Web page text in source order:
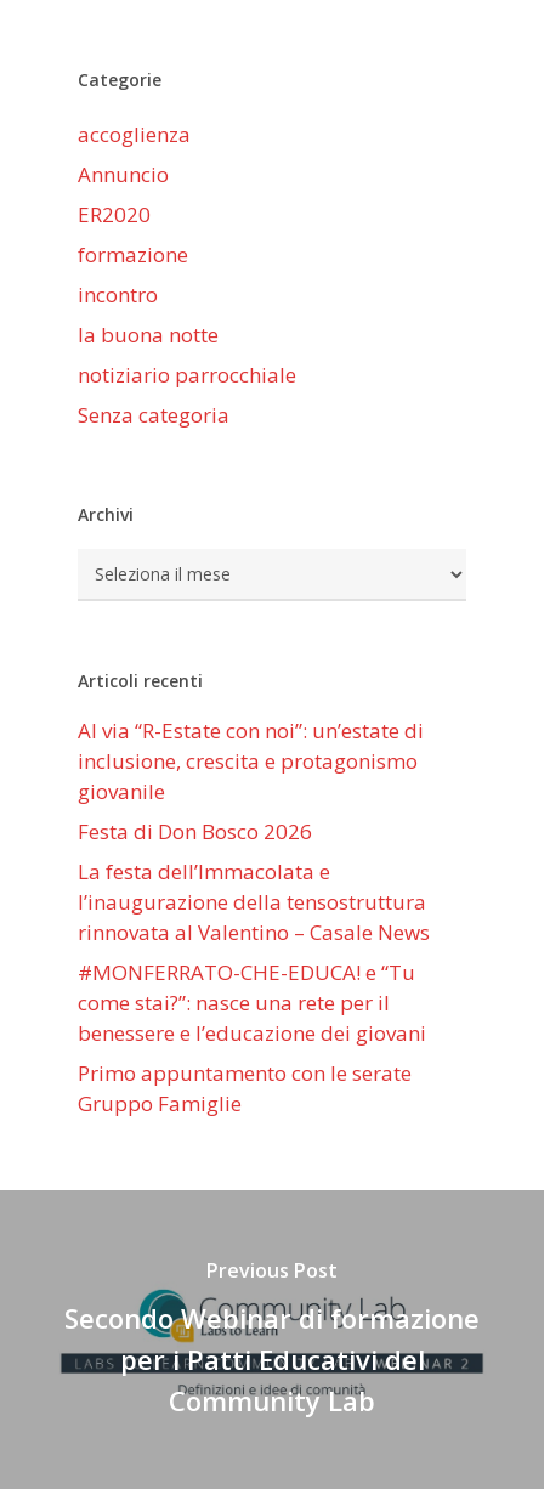
Categorie
accoglienza
Annuncio
ER2020
formazione
incontro
la buona notte
notiziario parrocchiale
Senza categoria
Archivi
Archivi
Articoli recenti
Al via “R-Estate con noi”: un’estate di
inclusione, crescita e protagonismo
giovanile
Festa di Don Bosco 2026
La festa dell’Immacolata e
l’inaugurazione della tensostruttura
rinnovata al Valentino – Casale News
#MONFERRATO-CHE-EDUCA! e “Tu
come stai?”: nasce una rete per il
benessere e l’educazione dei giovani
Primo appuntamento con le serate
Gruppo Famiglie
Previous Post
Secondo Webinar di formazione
per i Patti Educativi del
Community Lab